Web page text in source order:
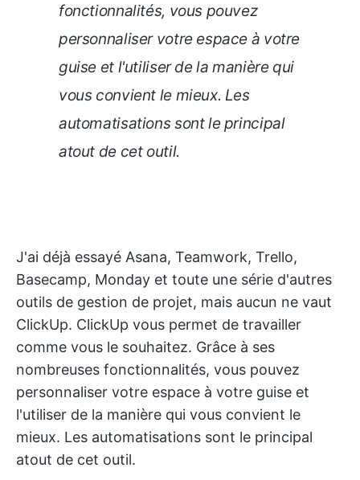
fonctionnalités, vous pouvez
personnaliser votre espace à votre
guise et l'utiliser de la manière qui
vous convient le mieux. Les
automatisations sont le principal
atout de cet outil.
J'ai déjà essayé Asana, Teamwork, Trello,
Basecamp, Monday et toute une série d'autres
outils de gestion de projet, mais aucun ne vaut
ClickUp. ClickUp vous permet de travailler
comme vous le souhaitez. Grâce à ses
nombreuses fonctionnalités, vous pouvez
personnaliser votre espace à votre guise et
l'utiliser de la manière qui vous convient le
mieux. Les automatisations sont le principal
atout de cet outil.